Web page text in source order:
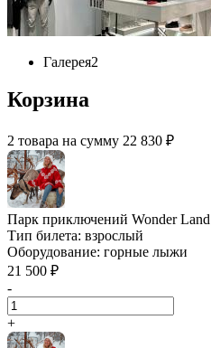
Галерея2
Корзина
2 товара на сумму 22 830 ₽
Парк приключений Wonder
Тип билета: взрослый
Оборудование: горные лыжи
21 500 ₽
-
+